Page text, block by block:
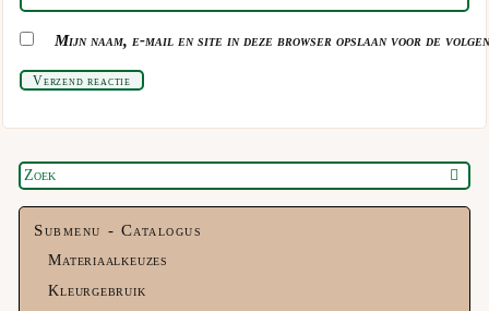
Mijn naam, e-mail en site in deze browser opslaan voor de
Verzend reactie
Submenu - Catalogus
Materiaalkeuzes
Kleurgebruik